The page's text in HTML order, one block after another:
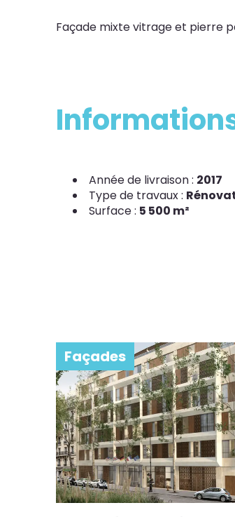
Façade mixte vitrage et pierre
Année de livraison : 2017
Type de travaux :
Surface : 5 500 m²
Façades